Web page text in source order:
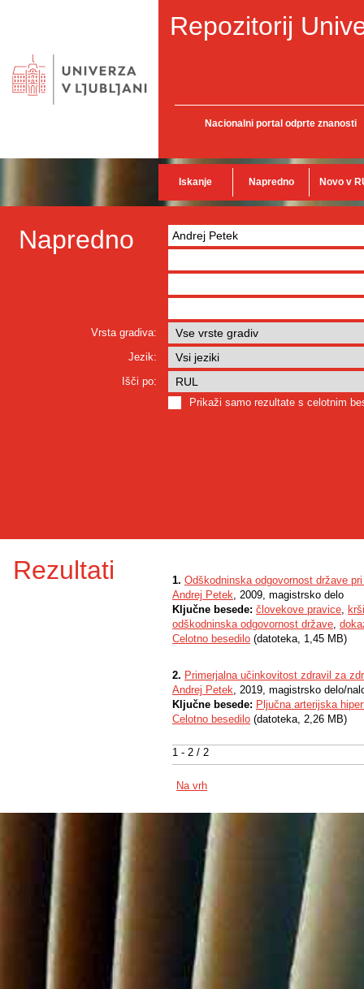
Repozitorij
Nacionalni portal odprte znanosti
Iskanje Napredno Novo v
Napredno
Vrsta gradiva:
Jezik:
Išči po:
Prikaži samo rezultate s celotnim
Rezultati
1 - 2 / 2
1. Odškodninska odgovornost države
Andrej Petek, 2009, magistrsko delo
Ključne besede: človekove pravice,
odškodninska odgovornost države,
Celotno besedilo (datoteka, 1,45 MB)
2. Primerjalna učinkovitost zdravil za
Andrej Petek, 2019, magistrsko delo/
Ključne besede: Pljučna arterijska
Celotno besedilo (datoteka, 2,26 MB)
Na vrh